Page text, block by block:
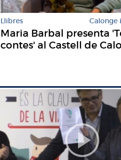
Llibres Calonge
Maria Barbal presenta
contes' al Castell de